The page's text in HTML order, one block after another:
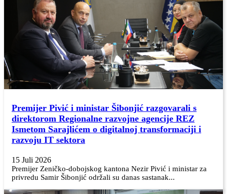
Premijer Pivić i ministar Šibonjić razgovarali s
direktorom Regionalne razvojne agencije REZ
Ismetom Sarajlićem o digitalnoj transformaciji i
razvoju IT sektora
15 Juli 2026
Premijer Zeničko-dobojskog kantona Nezir Pivić i ministar za
privredu Samir Šibonjić održali su danas sastanak...